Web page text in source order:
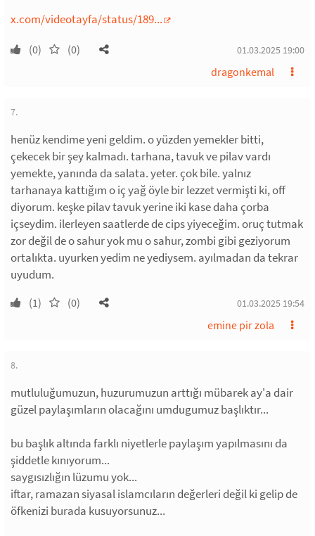
x.com/videotayfa/status/189...
(0) (0) 01.03.2025 19:00
dragonkemal
7.
henüz kendime yeni geldim. o yüzden yemekler bitti,
çekecek bir şey kalmadı. tarhana, tavuk ve pilav vardı
yemekte, yanında da salata. yeter. çok bile. yalnız
tarhanaya kattığım o iç yağ öyle bir lezzet vermişti ki, off
diyorum. keşke pilav tavuk yerine iki kase daha çorba
içseydim. ilerleyen saatlerde de cips yiyeceğim. oruç tutmak
zor değil de o sahur yok mu o sahur, zombi gibi geziyorum
ortalıkta. uyurken yedim ne yediysem. ayılmadan da tekrar
uyudum.
(1) (0) 01.03.2025 19:54
emine pir zola
8.
mutluluğumuzun, huzurumuzun arttığı mübarek ay'a dair
güzel paylaşımların olacağını umdugumuz başlıktır...
bu başlık altında farklı niyetlerle paylaşım yapılmasını da
şiddetle kınıyorum...
saygısızlığın lüzumu yok...
iftar, ramazan siyasal islamcıların değerleri değil ki gelip de
öfkenizi burada kusuyorsunuz...